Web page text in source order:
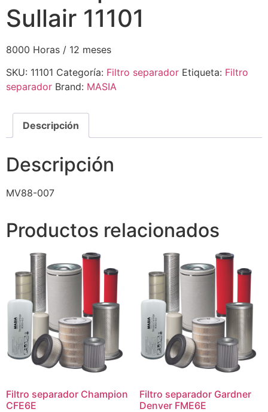
Sullair 11101
8000 Horas / 12 meses
SKU: 11101 Categoría: Filtro separador Etiqueta: Filtro
separador Brand: MASIA
Descripción
Descripción
MV88-007
Productos relacionados
Filtro separador Champion
CFE6E
Filtro separador Gardner
Denver FME6E